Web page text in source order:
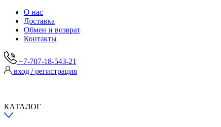
О нас
Доставка
Обмен и возврат
Контакты
+7-707-18-543-21
вход / регистрация
КАТАЛОГ